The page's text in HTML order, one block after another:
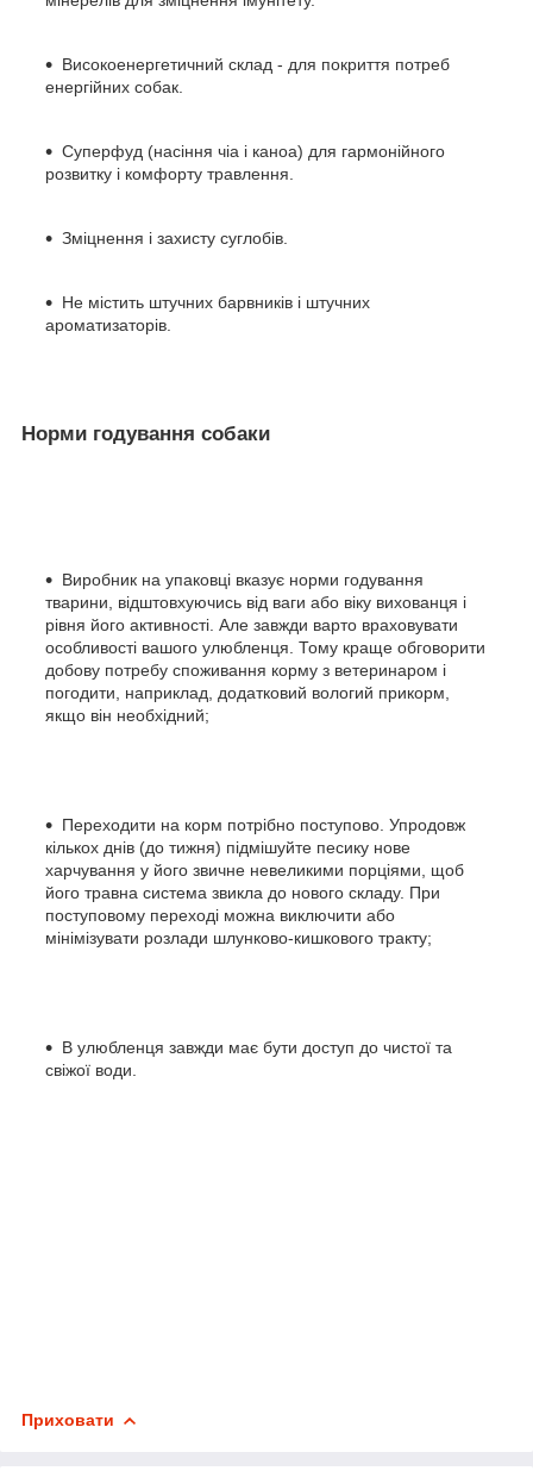
Високоенергетичний склад - для покриття потреб
енергійних собак.
Суперфуд (насіння чіа і каноа) для гармонійного
розвитку і комфорту травлення.
Зміцнення і захисту суглобів.
Не містить штучних барвників і штучних
ароматизаторів.
Норми годування собаки
Виробник на упаковці вказує норми годування
тварини, відштовхуючись від ваги або віку вихованця і
рівня його активності. Але завжди варто враховувати
особливості вашого улюбленця. Тому краще обговорити
добову потребу споживання корму з ветеринаром і
погодити, наприклад, додатковий вологий прикорм,
якщо він необхідний;
Переходити на корм потрібно поступово. Упродовж
кількох днів (до тижня) підмішуйте песику нове
харчування у його звичне невеликими порціями, щоб
його травна система звикла до нового складу. При
поступовому переході можна виключити або
мінімізувати розлади шлунково-кишкового тракту;
В улюбленця завжди має бути доступ до чистої та
свіжої води.
Приховати